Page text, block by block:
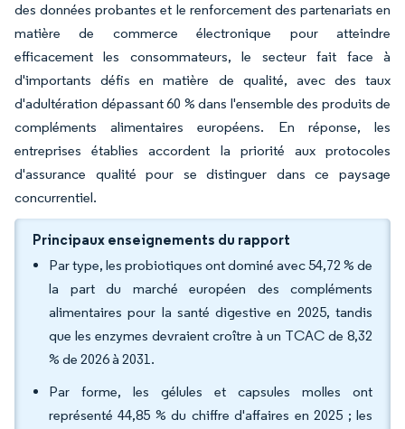
des données probantes et le renforcement des partenariats en
matière de commerce électronique pour atteindre
efficacement les consommateurs, le secteur fait face à
d'importants défis en matière de qualité, avec des taux
d'adultération dépassant 60 % dans l'ensemble des produits de
compléments alimentaires européens. En réponse, les
entreprises établies accordent la priorité aux protocoles
d'assurance qualité pour se distinguer dans ce paysage
concurrentiel.
Principaux enseignements du rapport
Par type, les probiotiques ont dominé avec 54,72 % de
la part du marché européen des compléments
alimentaires pour la santé digestive en 2025, tandis
que les enzymes devraient croître à un TCAC de 8,32
% de 2026 à 2031.
Par forme, les gélules et capsules molles ont
représenté 44,85 % du chiffre d'affaires en 2025 ; les